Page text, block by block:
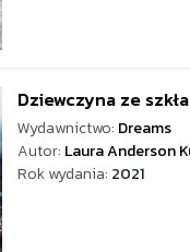
Dziewczyna ze szkła
Wydawnictwo: Dreams
Autor: Laura Anderson
Rok wydania: 2021